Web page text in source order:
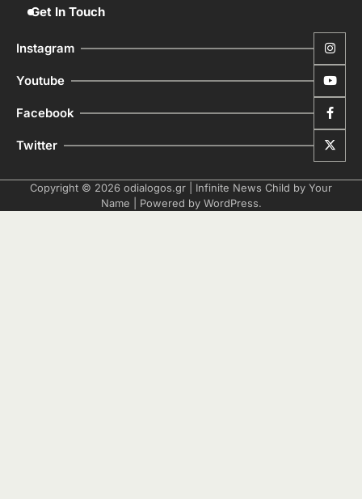
Get In Touch
Instagram
Youtube
Facebook
Twitter
Copyright © 2026 odialogos.gr | Infinite News Child by Your
Name | Powered by WordPress.